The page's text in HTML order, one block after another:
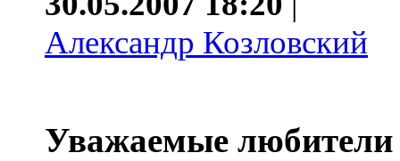
Александр Козловский
Уважаемые любители